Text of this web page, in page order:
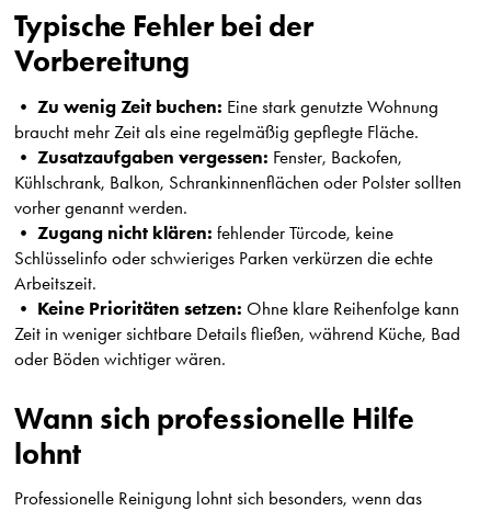
Typische Fehler bei der
Vorbereitung
• Zu wenig Zeit buchen: Eine stark genutzte Wohnung
braucht mehr Zeit als eine regelmäßig gepflegte Fläche.
• Zusatzaufgaben vergessen: Fenster, Backofen,
Kühlschrank, Balkon, Schrankinnenflächen oder Polster sollten
vorher genannt werden.
• Zugang nicht klären: fehlender Türcode, keine
Schlüsselinfo oder schwieriges Parken verkürzen die echte
Arbeitszeit.
• Keine Prioritäten setzen: Ohne klare Reihenfolge kann
Zeit in weniger sichtbare Details fließen, während Küche, Bad
oder Böden wichtiger wären.
Wann sich professionelle Hilfe
lohnt
Professionelle Reinigung lohnt sich besonders, wenn das